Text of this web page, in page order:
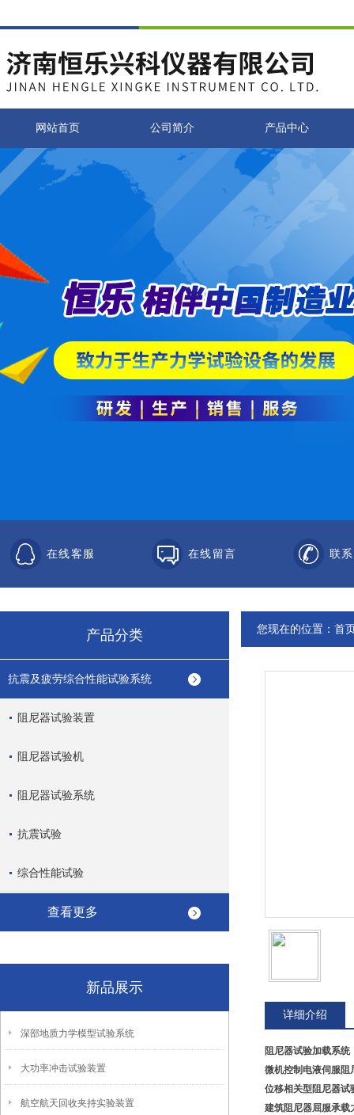
网站首页 公司简介 产品中心
在线客服 在线留言 联
产品分类
抗震及疲劳综合性能试验系统
阻尼器试验装置
阻尼器试验机
阻尼器试验系统
抗震试验
综合性能试验
查看更多
新品展示
深部地质力学模型试验系统
大功率冲击试验装置
航空航天回收夹持实验装置
您现在的位置： 首
详细介绍
阻尼器试验加载系统
微机控制电液伺服阻
位移相关型阻尼器试
建筑阻尼器屈服承载